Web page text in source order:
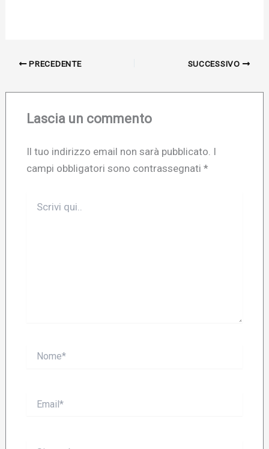
PRECEDENTE SUCCESSIVO
Lascia un commento
Il tuo indirizzo email non sarà pubblicato. I
campi obbligatori sono contrassegnati*
qui..